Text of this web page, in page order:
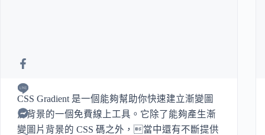
CSS Gradient 是一個能夠幫助你快速建立漸變圖
片背景的一個免費線上工具。它除了能夠產生漸
變圖片背景的 CSS 碼之外，當中還有不斷提供